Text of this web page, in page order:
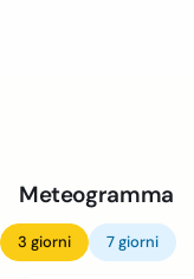
Meteogramma
3 giorni 7 giorni